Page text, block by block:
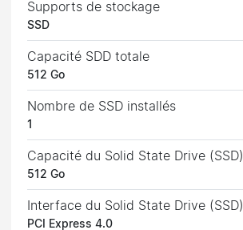
Supports de stockage
SSD
Capacité SDD totale
512 Go
Nombre de SSD installés
1
Capacité du Solid State Drive (SSD)
512 Go
Interface du Solid State Drive (SSD)
PCI Express 4.0